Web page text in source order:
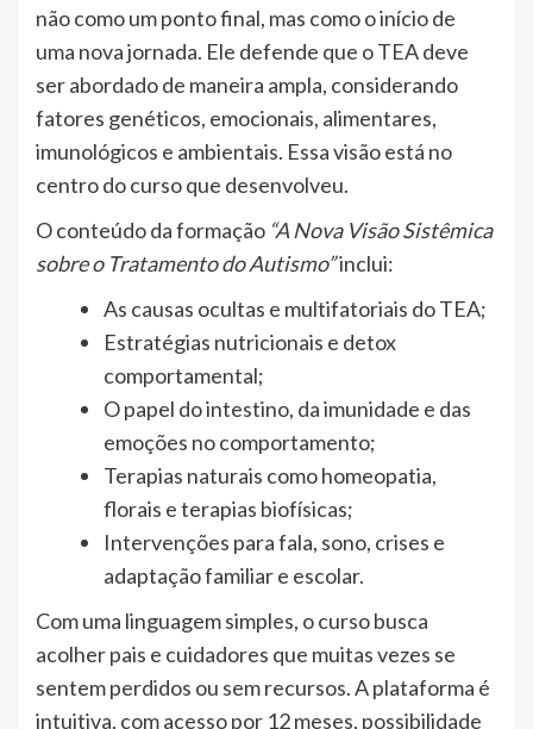
não como um ponto final, mas como o início de
uma nova jornada. Ele defende que o TEA deve
ser abordado de maneira ampla, considerando
fatores genéticos, emocionais, alimentares,
imunológicos e ambientais. Essa visão está no
centro do curso que desenvolveu.
O conteúdo da formação “A Nova Visão Sistêmica
sobre o Tratamento do Autismo”inclui:
As causas ocultas e multifatoriais do TEA;
Estratégias nutricionais e detox
comportamental;
O papel do intestino, da imunidade e das
emoções no comportamento;
Terapias naturais como homeopatia,
florais e terapias biofísicas;
Intervenções para fala, sono, crises e
adaptação familiar e escolar.
Com uma linguagem simples, o curso busca
acolher pais e cuidadores que muitas vezes se
sentem perdidos ou sem recursos. A plataforma é
intuitiva, com acesso por 12 meses, possibilidade